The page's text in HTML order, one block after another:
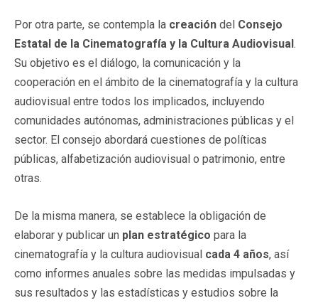
Por otra parte, se contempla la creación del Consejo
Estatal de la Cinematografía y la Cultura Audiovisual.
Su objetivo es el diálogo, la comunicación y la
cooperación en el ámbito de la cinematografía y la cultura
audiovisual entre todos los implicados, incluyendo
comunidades autónomas, administraciones públicas y el
sector. El consejo abordará cuestiones de políticas
públicas, alfabetización audiovisual o patrimonio, entre
otras.
De la misma manera, se establece la obligación de
elaborar y publicar un plan estratégico para la
cinematografía y la cultura audiovisual cada 4 años, así
como informes anuales sobre las medidas impulsadas y
sus resultados y las estadísticas y estudios sobre la